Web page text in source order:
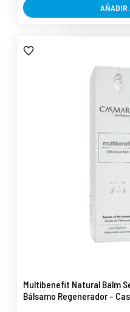
AÑADIR
Multibenefit Natural Balm
Bálsamo Regenerador -